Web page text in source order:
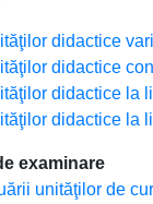
didactice
didactice
didactice la
didactice la
examinare
unităţilor de